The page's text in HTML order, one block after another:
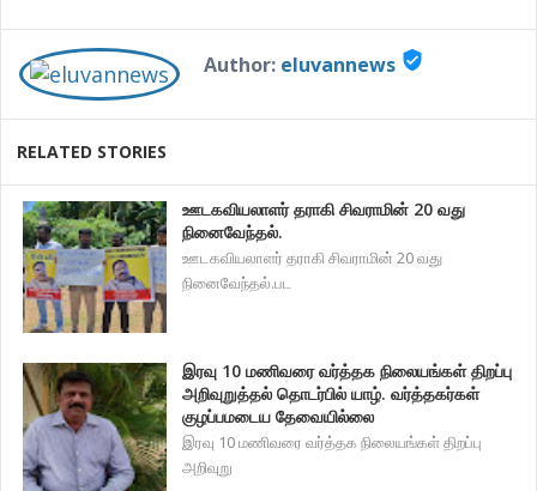
Author: eluvannews verified_user
RELATED STORIES
ஊடகவியலாளர் தராகி சிவராமின் 20 வது
நினைவேந்தல்.
ஊடகவியலாளர் தராகி சிவராமின் 20 வது
நினைவேந்தல்.பட
இரவு 10 மணிவரை வர்த்தக நிலையங்கள் திறப்பு
அறிவுறுத்தல் தொடர்பில் யாழ். வர்த்தகர்கள்
குழப்பமடைய தேவையில்லை
இரவு 10 மணிவரை வர்த்தக நிலையங்கள் திறப்பு
அறிவுறு